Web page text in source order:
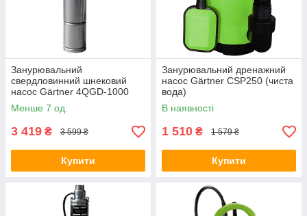
Занурювальний
свердловинний шнековий
насос Gärtner 4QGD-1000
Менше 7 од.
3 419 ₴ 3 599 ₴
Купити
Занурювальний дренажний
насос Gärtner CSP250 (чиста
вода)
В наявності
1 510 ₴ 1 579 ₴
Купити